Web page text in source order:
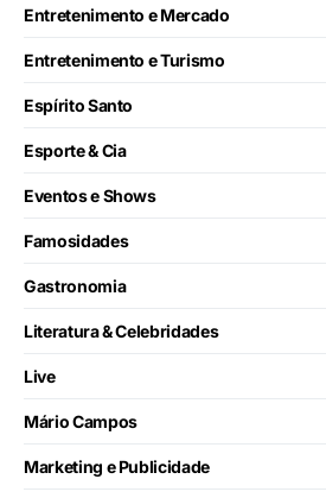
Entretenimento e Mercado
Entretenimento e Turismo
Espírito Santo
Esporte & Cia
Eventos e Shows
Famosidades
Gastronomia
Literatura & Celebridades
Live
Mário Campos
Marketing e Publicidade